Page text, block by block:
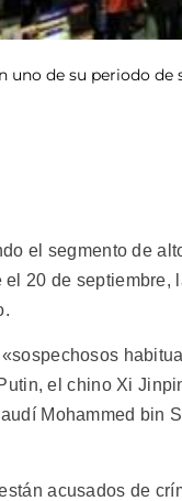
uno de su periodo de
el segmento de
20 de
el chino Xi
Mohammed bin
acusados de